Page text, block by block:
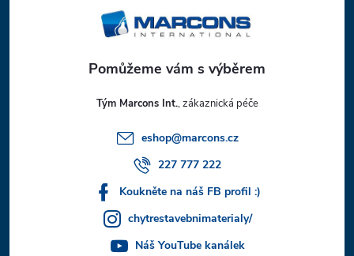
Tým Marcons Int.
eshop@marcons.cz
227 777 222
Koukněte na náš FB profil :)
chytrestavebnimaterialy/
Náš YouTube kanálek